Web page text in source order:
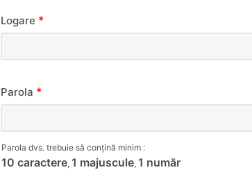
Logare *
Parola *
Parola dvs. trebuie să conțină minim :
10 caractere, 1 majuscule, 1 număr